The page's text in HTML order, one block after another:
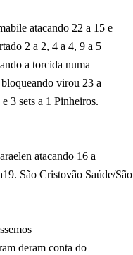
atacando 22 a 15 e
2 a 2, 4 a 4, 9 a 5
a torcida numa
virou 23 a
3 sets a 1 Pinheiros.
atacando 16 a
São Cristovão Saúde/São
deram conta do